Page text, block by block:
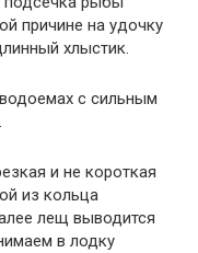
причине на удочку
хлыстик.
с сильным
и не короткая
из кольца
лещ выводится
в лодку